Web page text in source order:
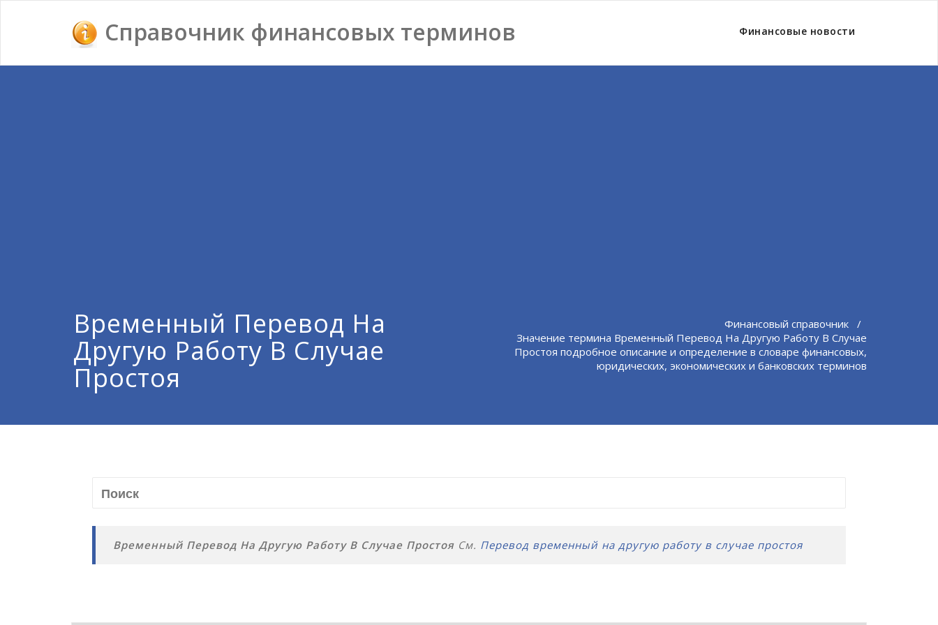
Справочник финансовых терминов Финансовые новости
Временный Перевод На
Другую Работу В Случае
Простоя
Финансовый справочник /
Значение термина Временный Перевод На Другую Работу В Случае
Простоя подробное описание и определение в словаре финансовых,
юридических, экономических и банковских терминов
Временный Перевод На Другую Работу В Случае ПростояСм. Перевод временный на другую работу в случае простоя